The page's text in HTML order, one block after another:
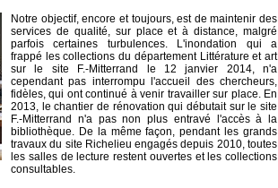
Notre objectif, encore et toujours, est de maintenir des
services de qualité, sur place et à distance, malgré
parfois certaines turbulences. L'inondation qui a
frappé les collections du département Littérature et art
sur le site F.-Mitterrand le 12 janvier 2014, n'a
cependant pas interrompu l'accueil des chercheurs,
fidèles, qui ont continué à venir travailler sur place. En
2013, le chantier de rénovation qui débutait sur le site
F.-Mitterrand n'a pas non plus entravé l'accès à la
bibliothèque. De la même façon, pendant les grands
travaux du site Richelieu engagés depuis 2010, toutes
les salles de lecture restent ouvertes et les collections
consultables.